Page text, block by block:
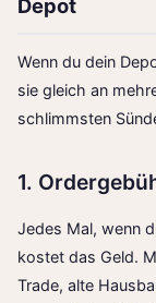
Depot
Wenn du dein
sie gleich an
schlimmsten
1.
Jedes Mal, wenn
kostet das Geld.
Trade, alte